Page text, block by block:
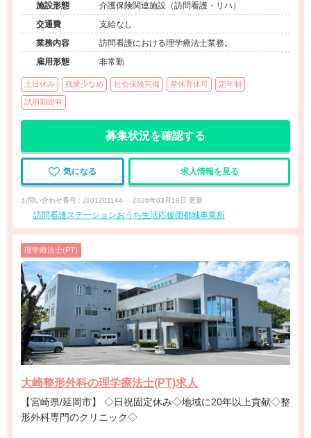
施設形態
介護保険関連施設（訪問看護・リハ）
交通費
支給なし
業務内容
訪問看護における理学療法士業務。
雇用形態
非常勤
土日休み 残業少なめ 社会保険完備 産休育休可 定年制
試用期間有
募集状況を確認する
気になる 求人情報を見る
お問い合わせ番号 : J101201144 2026年03月19日 更新
訪問看護ステーションおうち生活応援団都城事業所
理学療法士(PT)
大崎整形外科の理学療法士(PT)求人
【宮崎県/延岡市】 ◇日祝固定休み◇地域に20年以上貢献◇整
形外科専門のクリニック◇